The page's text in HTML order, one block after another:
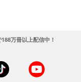
万冊以上配信中！